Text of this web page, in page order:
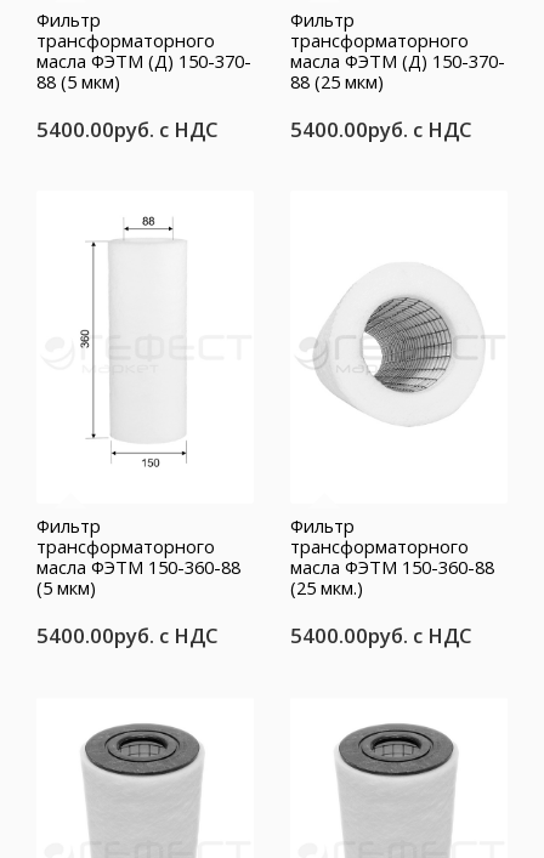
Фильтр
трансформаторного
масла ФЭТМ (Д) 150-370-
88 (5 мкм)
5400.00руб. с НДС
Фильтр
трансформаторного
масла ФЭТМ (Д) 150-370-
88 (25 мкм)
5400.00руб. с НДС
Фильтр
трансформаторного
масла ФЭТМ 150-360-88
(5 мкм)
5400.00руб. с НДС
Фильтр
трансформаторного
масла ФЭТМ 150-360-88
(25 мкм.)
5400.00руб. с НДС